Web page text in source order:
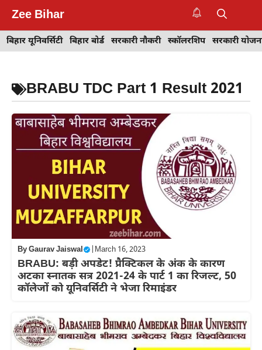
content
Zee Bihar
बिहार यूनिवर्सिटी बिहार बोर्ड सरकारी नौकरी स्कॉलरशिप सरकारी
BRABU TDC Part 1 Result 2021
ByGaurav Jaiswal March 16, 2023
BRABU: बड़ी अपडेट! प्रैक्टिकल के अंक के कारण
अटका स्नातक सत्र 2021-24 के पार्ट 1 का रिजल्ट, 50
कॉलेजों को यूनिवर्सिटी ने भेजा रिमाइंडर